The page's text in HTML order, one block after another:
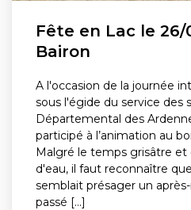
Fête en Lac le 26/
Bairon
A l'occasion de la journée
sous l'égide du service des
Départemental des
participé à l’animation au
Malgré le temps grisâtre
d'eau, il faut reconnaître
semblait présager un
passé [...]